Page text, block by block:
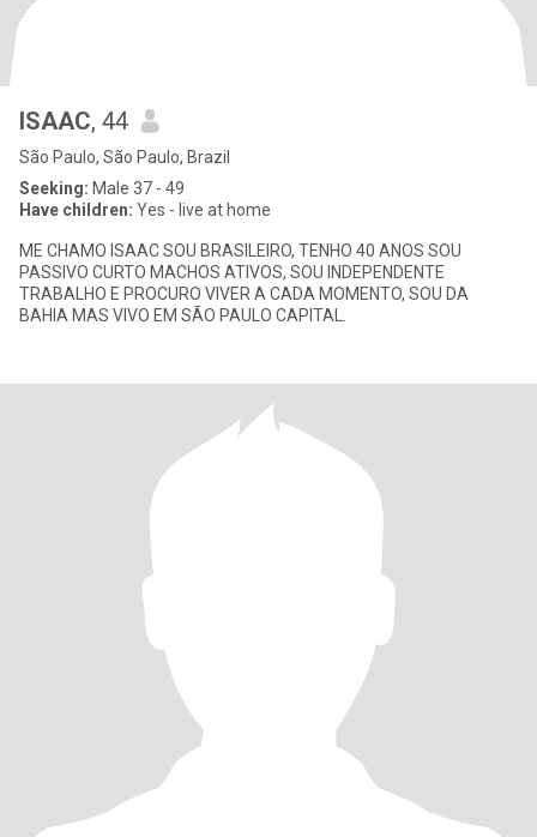
ISAAC, 44
São Paulo, São Paulo, Brazil
Seeking: Male 37 - 49
Have children: Yes - live at home
ME CHAMO ISAAC SOU BRASILEIRO, TENHO 40 ANOS SOU
PASSIVO CURTO MACHOS ATIVOS, SOU INDEPENDENTE
TRABALHO E PROCURO VIVER A CADA MOMENTO, SOU DA
BAHIA MAS VIVO EM SÃO PAULO CAPITAL.